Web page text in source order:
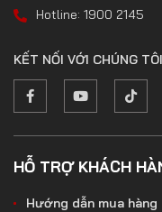
Hotline: 1900 2145
KẾT NỐI VỚI CHÚNG
HỖ TRỢ KHÁCH
Hướng dẫn mua hàng